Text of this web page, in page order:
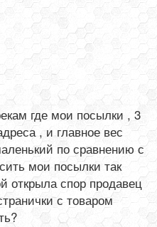
где мои посылки , 3
, и главное вес
по сравнению с
мои посылки так
открыла спор продавец
с товаром